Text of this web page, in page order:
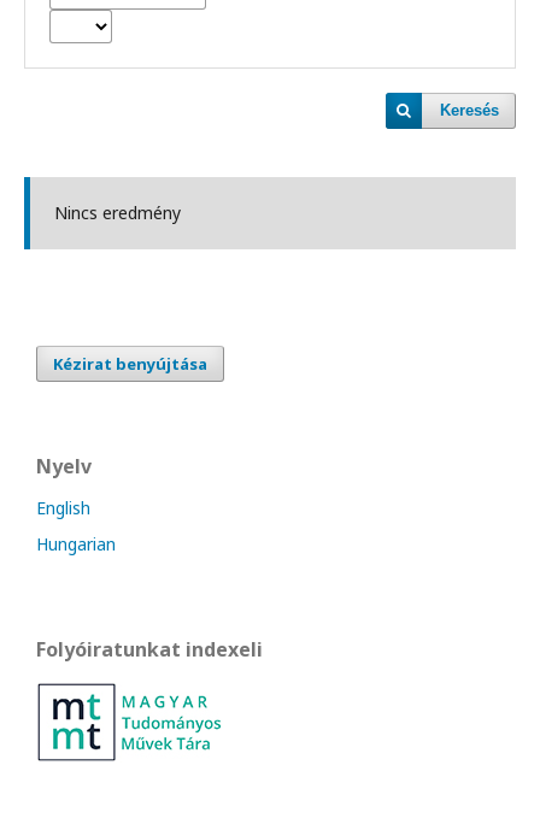
Keresés
Nincs eredmény
Kézirat benyújtása
Nyelv
English
Hungarian
Folyóiratunkat indexeli